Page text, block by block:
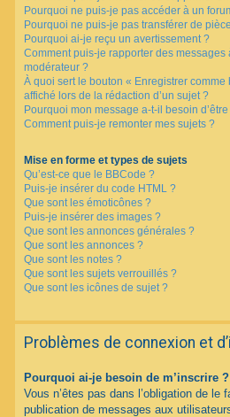
Pourquoi ne puis-je pas accéder à un
Pourquoi ne puis-je pas transférer de
Pourquoi ai-je reçu un avertissement ?
Comment puis-je rapporter des messages
modérateur ?
À quoi sert le bouton « Enregistrer comme
affiché lors de la rédaction d’un sujet ?
Pourquoi mon message a-t-il besoin
Comment puis-je remonter mes sujets ?
Mise en forme et types de sujets
Qu’est-ce que le BBCode ?
Puis-je insérer du code HTML ?
Que sont les émoticônes ?
Puis-je insérer des images ?
Que sont les annonces générales ?
Que sont les annonces ?
Que sont les notes ?
Que sont les sujets verrouillés ?
Que sont les icônes de sujet ?
Problèmes de connexion et
Pourquoi ai-je besoin de m’inscrire ?
Vous n’êtes pas dans l’obligation de
publication de messages aux